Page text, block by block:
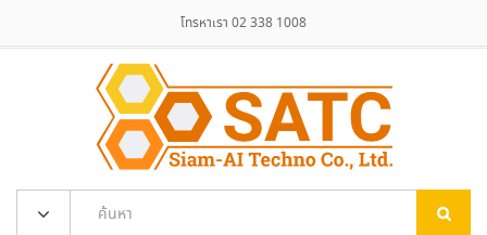
โทรหาเรา 02 338 1008